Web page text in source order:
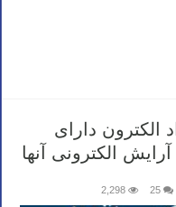
دارای
الکترونی آنها
25
2,298